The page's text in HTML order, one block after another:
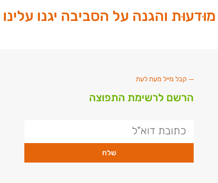
מוּדעוּת והגנה על הסביבה יגנו עלינו
קבל מייל מעת לעת
הרשם לרשימת התפוצה
שלח